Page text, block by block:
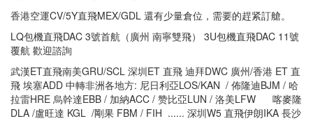
香港空運CV/5Y直飛MEX/GDL 還有少量倉位，需要的趕紧訂艙。
LQ包機直飛DAC 3號首航（廣州 南寧雙飛） 3U包機直飛DAC 11號
覆航 歡迎諮詢
武漢ET直飛南美GRU/SCL 深圳ET 直飛 迪拜DWC 廣州/香港 ET 直
飛 埃塞ADD 中轉非洲各地方: 尼日利亞LOS/KAN / 佈隆迪BJM / 哈
拉雷HRE 烏幹達EBB / 加納ACC / 赞比亞LUN / 洛美LFW 喀麥隆
DLA /盧旺達 KGL /剛果 FBM / FIH ...... 深圳W5 直飛伊朗IKA 長沙